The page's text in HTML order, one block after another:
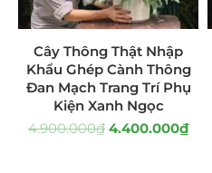
Hoa Tặng 14/2
Hoa Tặng 20/10
Quà Tặng
Cây Thông Thật Nhập
Khẩu Ghép Cành Thông
Đan Mạch Trang Trí Phụ
Kiện Xanh Ngọc
4.900.000₫ 4.400.000₫